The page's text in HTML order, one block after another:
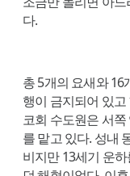
다.
총 5개의 요새와
행이 금지되어 있
코회 수도원은 서
를 맡고 있다. 성내
비지만 13세기 운